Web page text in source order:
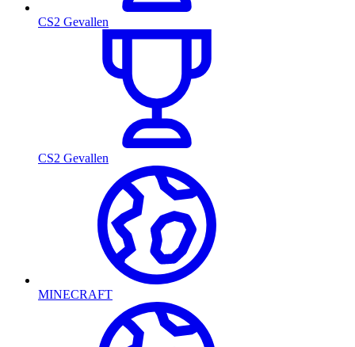
CS2 Gevallen
CS2 Gevallen
MINECRAFT